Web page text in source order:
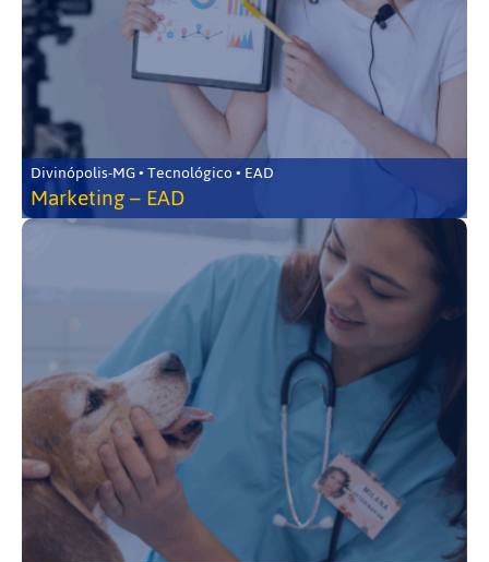
Divinópolis-MG • Tecnológico • EAD
Marketing – EAD